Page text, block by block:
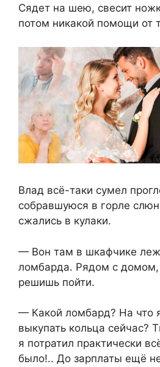
Сядет на шею, свесит
потом никакой помощи от
Влад всё-таки сумел
собравшуюся в горле
сжались в кулаки.
— Вон там в шкафчике
ломбарда. Рядом с домом,
решишь пойти.
— Какой ломбард? На что
выкупать кольца сейчас?
я потратил практически
было!.. До зарплаты ещё